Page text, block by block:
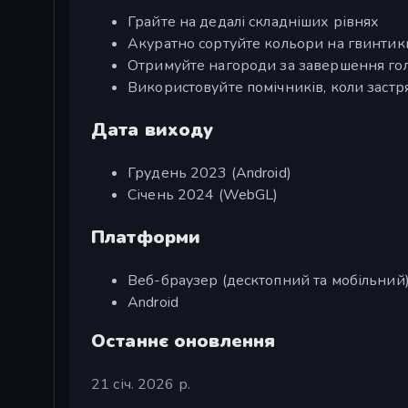
Грайте на дедалі складніших рівнях
Акуратно сортуйте кольори на
Отримуйте нагороди за завершення
Використовуйте помічників, коли
Дата виходу
Грудень 2023 (Android)
Січень 2024 (WebGL)
Платформи
Веб-браузер (десктопний та мобільний)
Android
Останнє оновлення
21 січ. 2026 р.